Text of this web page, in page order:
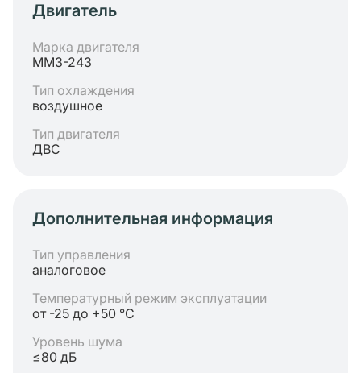
Двигатель
Марка двигателя
ММЗ-243
Тип охлаждения
воздушное
Тип двигателя
ДВС
Дополнительная информация
Тип управления
аналоговое
Температурный режим эксплуатации
от -25 до +50 °C
Уровень шума
≤80 дБ